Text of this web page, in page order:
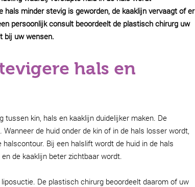
minder stevig is geworden, de kaaklijn vervaagt of er
persoonlijk consult beoordeelt de plastisch chirurg uw
bij uw wensen.
hals en
kin, hals en kaaklijn duidelijker maken. De
de huid onder de kin of in de hals losser wordt,
Bij een halslift wordt de huid in de hals
de kaaklijn beter zichtbaar wordt.
De plastisch chirurg beoordeelt daarom of uw